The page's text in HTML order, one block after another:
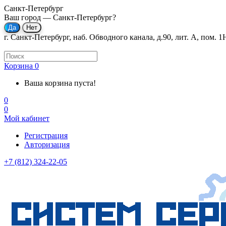
Санкт-Петербург
Ваш город — Санкт-Петербург?
г. Санкт-Петербург, наб. Обводного канала, д.90, лит. А, пом.
Корзина 0
Ваша корзина пуста!
0
0
Мой кабинет
Регистрация
Авторизация
+7 (812) 324-22-05